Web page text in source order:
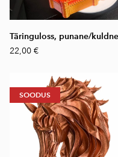
Täringuloss, punane/kuldne
22,00 €
SOODUS